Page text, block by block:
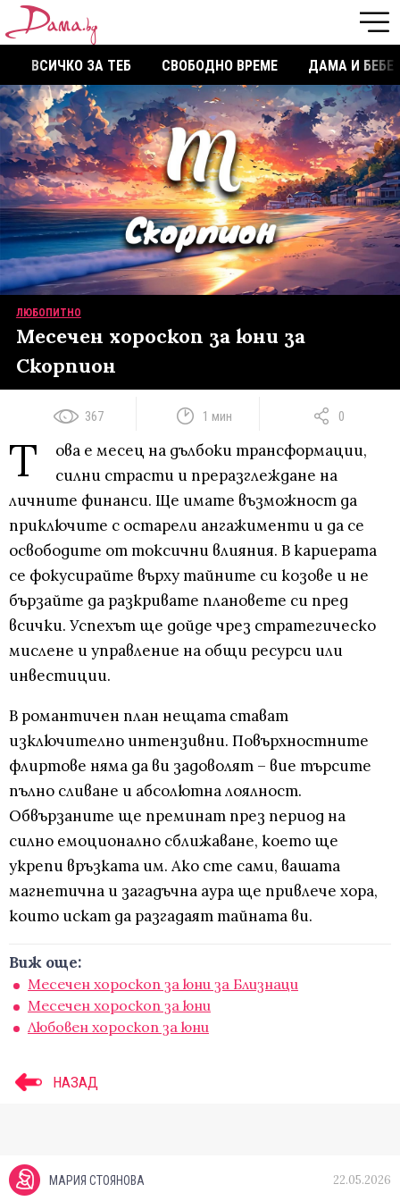
ВСИЧКО ЗА ТЕБ СВОБОДНО ВРЕМЕ ДАМА И БЕБЕ
ЛЮБОПИТНО
Месечен хороскоп за юни за
Скорпион
367 1 мин 0
Т
ова е месец на дълбоки трансформации,
силни страсти и преразглеждане на
личните финанси. Ще имате възможност да
приключите с остарели ангажименти и да се
освободите от токсични влияния. В кариерата
се фокусирайте върху тайните си козове и не
бързайте да разкривате плановете си пред
всички. Успехът ще дойде чрез стратегическо
мислене и управление на общи ресурси или
инвестиции.
В романтичен план нещата стават
изключително интензивни. Повърхностните
флиртове няма да ви задоволят – вие търсите
пълно сливане и абсолютна лоялност.
Обвързаните ще преминат през период на
силно емоционално сближаване, което ще
укрепи връзката им. Ако сте сами, вашата
магнетична и загадъчна аура ще привлече хора,
които искат да разгадаят тайната ви.
Виж още:
Месечен хороскоп за юни за Близнаци
Месечен хороскоп за юни
Любовен хороскоп за юни
НАЗАД
МАРИЯ СТОЯНОВА 22.05.2026